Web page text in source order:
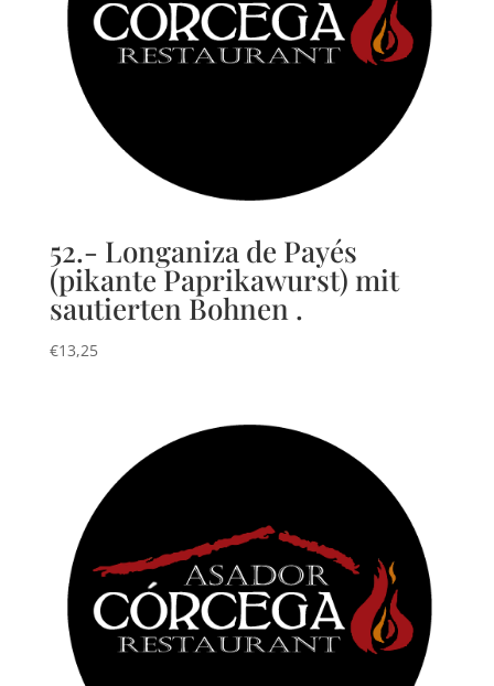
52.- Longaniza de Payés
(pikante Paprikawurst) mit
sautierten Bohnen .
€13,25